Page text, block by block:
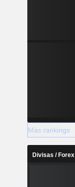
Más rankings
Divisas / Forex